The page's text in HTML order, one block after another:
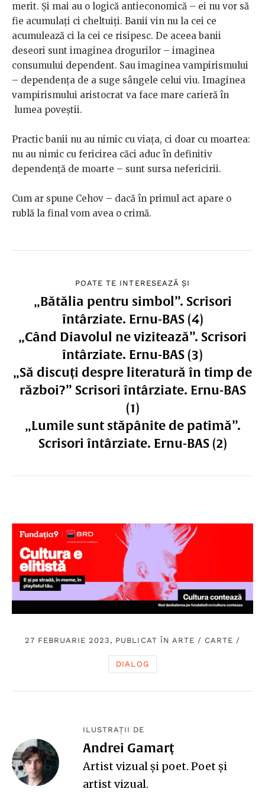
merit. Și mai au o logică antieconomică – ei nu vor să
fie acumulați ci cheltuiți. Banii vin nu la cei ce
acumulează ci la cei ce risipesc. De aceea banii
deseori sunt imaginea drogurilor – imaginea
consumului dependent. Sau imaginea vampirismului
– dependența de a suge sângele celui viu. Imaginea
vampirismului aristocrat va face mare carieră în
lumea poveștii.
Practic banii nu au nimic cu viața, ci doar cu moartea:
nu au nimic cu fericirea căci aduc în definitiv
dependență de moarte – sunt sursa nefericirii.
Cum ar spune Cehov – dacă în primul act apare o
rublă la final vom avea o crimă.
POATE TE INTERESEAZĂ ȘI
„Bătălia pentru simbol”. Scrisori
întârziate. Ernu-BAS (4)
„Când Diavolul ne vizitează”. Scrisori
întârziate. Ernu-BAS (3)
„Să discuți despre literatură în timp de
război?” Scrisori întârziate. Ernu-BAS
(1)
„Lumile sunt stăpânite de patimă”.
Scrisori întârziate. Ernu-BAS (2)
27 FEBRUARIE 2023, PUBLICAT ÎN ARTE / CARTE /
DIALOG
ILUSTRAȚII DE
Andrei Gamarț
Artist vizual și poet. Poet și
artist vizual.